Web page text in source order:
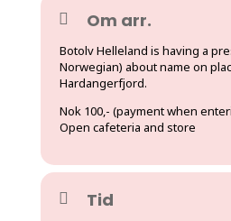
Om arr.
Botolv Helleland is having a
Norwegian) about name on
Hardangerfjord.
Nok 100,- (payment when
Open cafeteria and store
Tid